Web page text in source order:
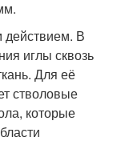
действием. В
иглы сквозь
Для её
стволовые
которые